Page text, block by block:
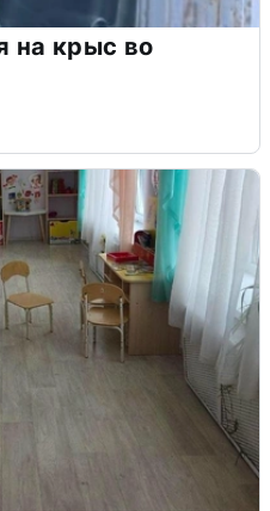
на крыс во